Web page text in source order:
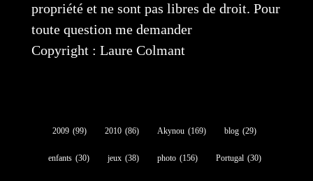
propriété et ne sont pas libres de droit. Pour
toute question me demander
Copyright : Laure Colmant
2009 (99) 2010 (86) Akynou (169) blog (29)
enfants (30) jeux (38) photo (156) Portugal (30)